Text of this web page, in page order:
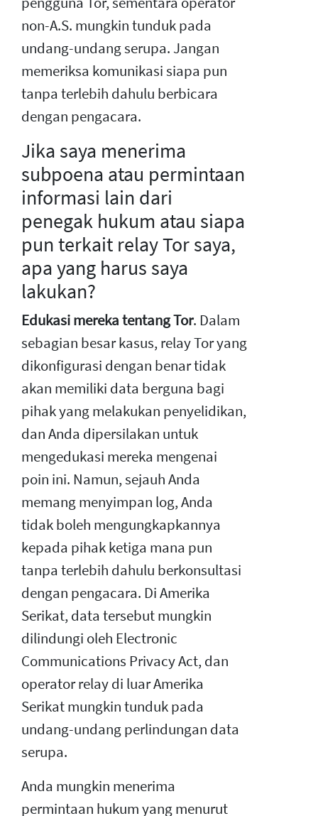
non-A.S. mungkin tunduk pada
undang-undang serupa. Jangan
memeriksa komunikasi siapa pun
tanpa terlebih dahulu berbicara
dengan pengacara.
Jika saya menerima
subpoena atau permintaan
informasi lain dari
penegak hukum atau siapa
pun terkait relay Tor saya,
apa yang harus saya
lakukan?
Edukasi mereka tentang Tor. Dalam
sebagian besar kasus, relay Tor yang
dikonfigurasi dengan benar tidak
akan memiliki data berguna bagi
pihak yang melakukan penyelidikan,
dan Anda dipersilakan untuk
mengedukasi mereka mengenai
poin ini. Namun, sejauh Anda
memang menyimpan log, Anda
tidak boleh mengungkapkannya
kepada pihak ketiga mana pun
tanpa terlebih dahulu berkonsultasi
dengan pengacara. Di Amerika
Serikat, data tersebut mungkin
dilindungi oleh Electronic
Communications Privacy Act, dan
operator relay di luar Amerika
Serikat mungkin tunduk pada
undang-undang perlindungan data
serupa.
Anda mungkin menerima
permintaan hukum yang menurut